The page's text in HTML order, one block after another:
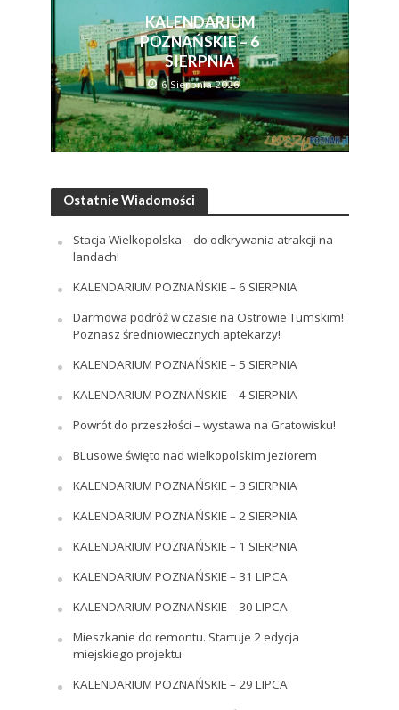
KALENDARIUM
POZNAŃSKIE – 6
SIERPNIA
6 Sierpnia 2026
Ostatnie Wiadomości
Stacja Wielkopolska – do odkrywania atrakcji na
landach!
KALENDARIUM POZNAŃSKIE – 6 SIERPNIA
Darmowa podróż w czasie na Ostrowie Tumskim!
Poznasz średniowiecznych aptekarzy!
KALENDARIUM POZNAŃSKIE – 5 SIERPNIA
KALENDARIUM POZNAŃSKIE – 4 SIERPNIA
Powrót do przeszłości – wystawa na Gratowisku!
BLusowe święto nad wielkopolskim jeziorem
KALENDARIUM POZNAŃSKIE – 3 SIERPNIA
KALENDARIUM POZNAŃSKIE – 2 SIERPNIA
KALENDARIUM POZNAŃSKIE – 1 SIERPNIA
KALENDARIUM POZNAŃSKIE – 31 LIPCA
KALENDARIUM POZNAŃSKIE – 30 LIPCA
Mieszkanie do remontu. Startuje 2 edycja
miejskiego projektu
KALENDARIUM POZNAŃSKIE – 29 LIPCA